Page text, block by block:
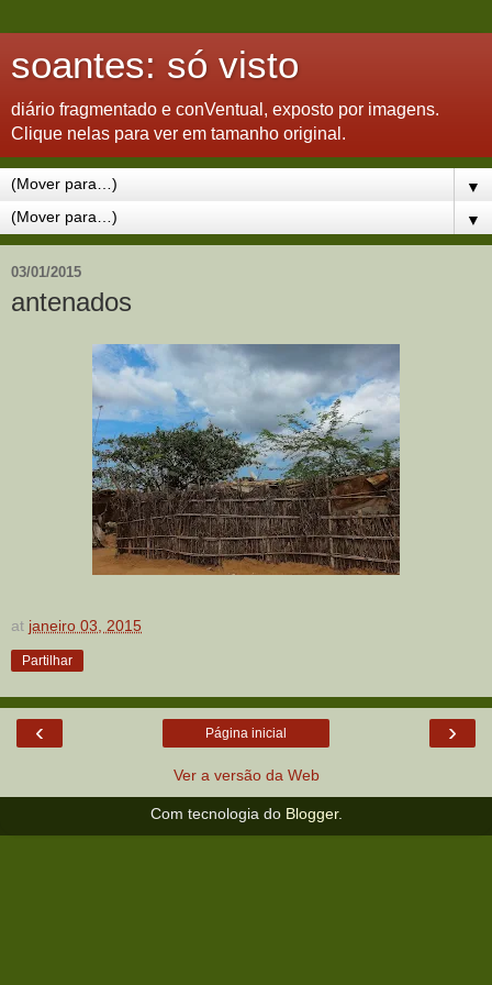
soantes: só visto
diário fragmentado e conVentual, exposto por imagens.
Clique nelas para ver em tamanho original.
▼
▼
03/01/2015
antenados
at janeiro 03, 2015
Partilhar
‹ ›
Página inicial
Ver a versão da Web
Com tecnologia do Blogger.